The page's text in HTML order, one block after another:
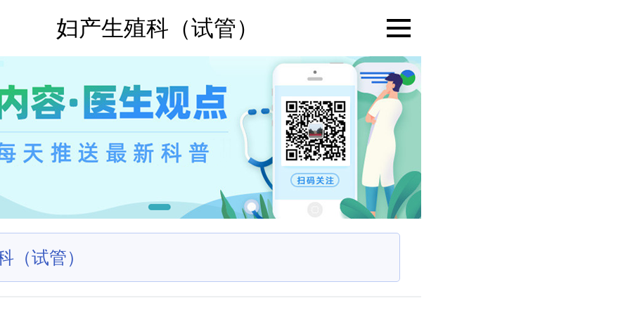
妇产生殖科（试管）
（试管）